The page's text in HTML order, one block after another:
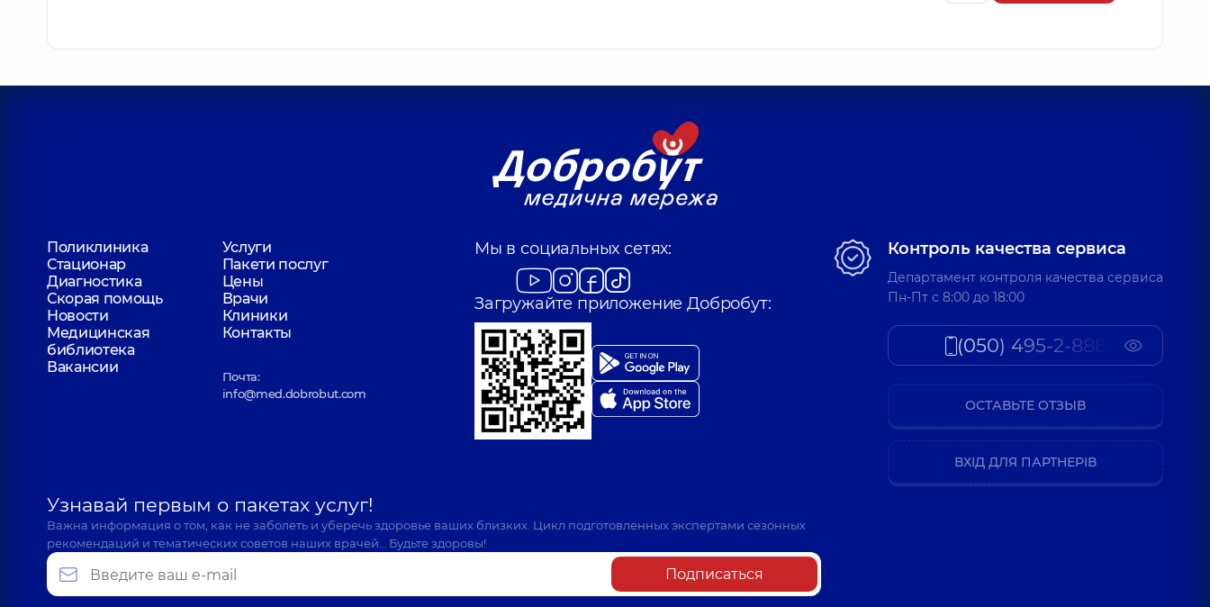
Поликлиника
Услуги
Стационар
Пакети послуг
Диагностика
Цены
Скорая помощь
Врачи
Новости
Клиники
Медицинская
библиотека
Контакты
Вакансии
Почта:
info@med.dobrobut.com
Мы в социальных сетях:
Загружайте приложение Добробут:
Узнавай первым о пакетах услуг!
Важна информация о том, как не заболеть и уберечь здоровье ваших близких. Цикл подготовленных экспертами сезонных
рекомендаций и тематических советов наших врачей… Будьте здоровы!
Подписаться
Контроль качества сервиса
Департамент контроля качества сервиса
Пн-Пт c 8:00 до 18:00
(050) 495-2-888
ОСТАВЬТЕ ОТЗЫВ
ВХІД ДЛЯ ПАРТНЕРІВ